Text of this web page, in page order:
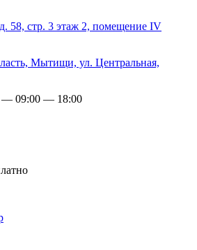
58, стр. 3 этаж 2, помещение IV
Мытищи, ул. Центральная,
09:00 — 18:00